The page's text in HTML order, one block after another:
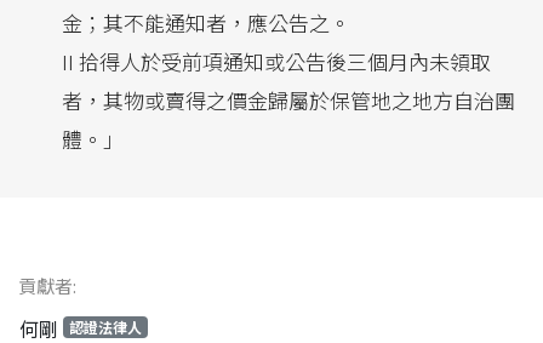
金；其不能通知者，應公告之。
II 拾得人於受前項通知或公告後三個月內未領取
者，其物或賣得之價金歸屬於保管地之地方自治團
體。｣
貢獻者:
何剛 認證法律人